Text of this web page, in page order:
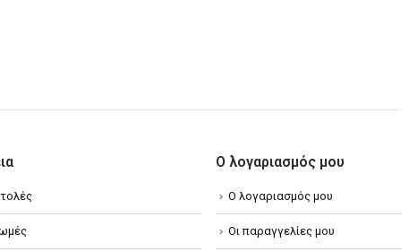
Ο λογαριασμός μου
Ο λογαριασμός μου
Οι παραγγελίες μου